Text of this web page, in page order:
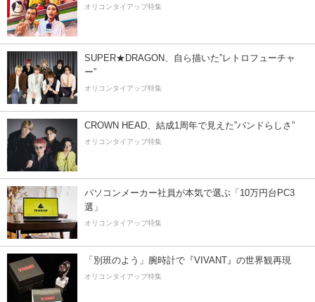
オリコンタイアップ特集
SUPER★DRAGON、自ら描いた”レトロフューチャ
ー”
オリコンタイアップ特集
CROWN HEAD、結成1周年で見えた”バンドらしさ”
オリコンタイアップ特集
パソコンメーカー社員が本気で選ぶ「10万円台PC3
選」
オリコンタイアップ特集
「別班のよう」腕時計で『VIVANT』の世界観再現
オリコンタイアップ特集